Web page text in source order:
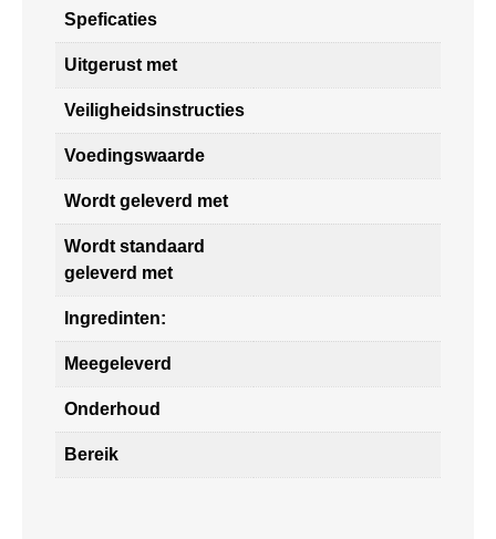
Speficaties
Uitgerust met
Veiligheidsinstructies
Voedingswaarde
Wordt geleverd met
Wordt standaard
geleverd met
Ingredinten:
Meegeleverd
Onderhoud
Bereik